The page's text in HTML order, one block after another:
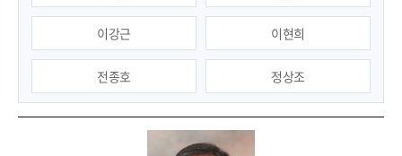
이강근 이현희
전종호 정상조
한자경 황훈성